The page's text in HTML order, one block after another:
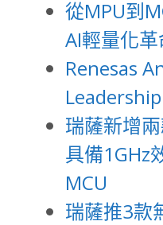
從MPU到
AI輕量化革
Renesas
瑞薩新增
具備1GHz
MCU
瑞薩推3款